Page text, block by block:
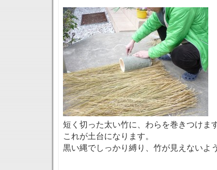
短く切った太い竹に、わらを巻きつけま
これが土台になります。
黒い縄でしっかり縛り、竹が見えないよ